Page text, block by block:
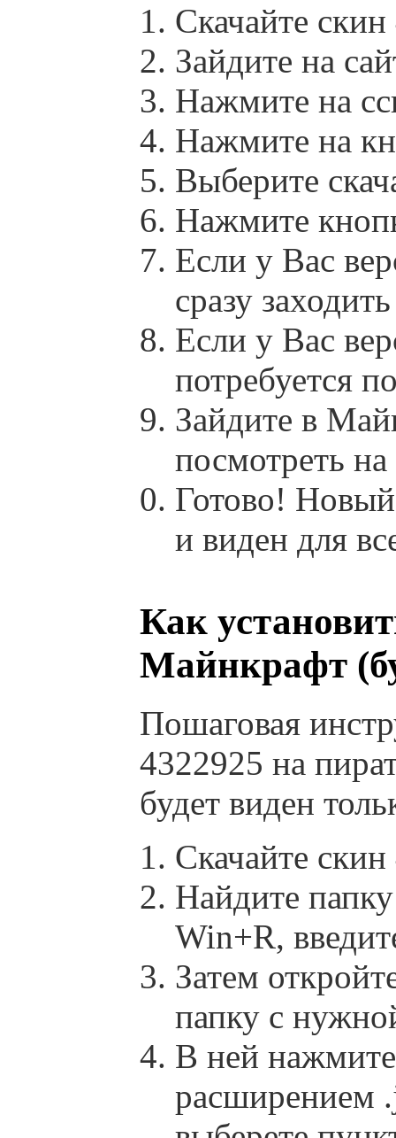
Скачайте
Зайдите на
Нажмите на
Нажмите на
Выберите
Нажмите
Если у Вас
сразу
Если у Вас
потребуется
Зайдите в
посмотреть
Готово!
и виден для
Как
Майнкрафт
Пошаговая
4322925 на
будет виден
Скачайте
Найдите
Win+R,
Затем
папку с
В ней
расширением